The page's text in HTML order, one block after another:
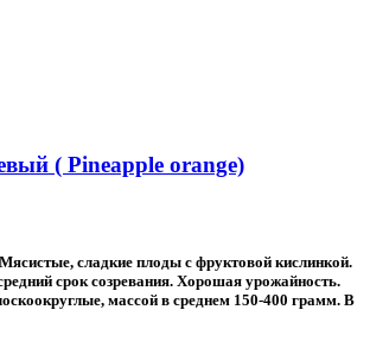
( Pineapple orange)
сладкие плоды с фруктовой кислинкой.
срок созревания. Хорошая урожайность.
массой в среднем 150-400 грамм. В